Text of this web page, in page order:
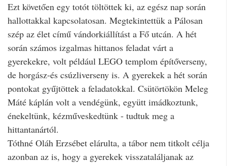
Ezt követően egy totót töltöttek ki, az egész nap során
hallottakkal kapcsolatosan. Megtekintettük a Pálosan
szép az élet című vándorkiállítást a Fő utcán. A hét
során számos izgalmas hittanos feladat várt a
gyerekekre, volt például LEGO templom építőverseny,
de horgász-és csúzliverseny is. A gyerekek a hét során
pontokat gyűjtöttek a feladatokkal. Csütörtökön Meleg
Máté káplán volt a vendégünk, együtt imádkoztunk,
énekeltünk, kézműveskedtünk - tudtuk meg a
hittantanártól.
Tóthné Oláh Erzsébet elárulta, a tábor nem titkolt célja
azonban az is, hogy a gyerekek visszataláljanak az